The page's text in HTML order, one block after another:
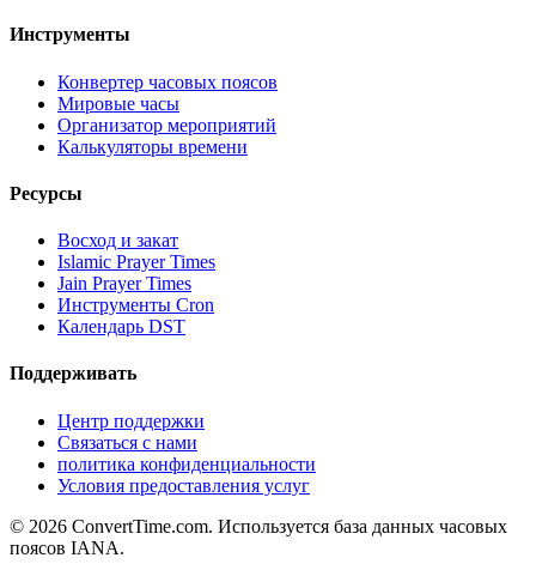
Инструменты
Конвертер часовых поясов
Мировые часы
Организатор мероприятий
Калькуляторы времени
Ресурсы
Восход и закат
Islamic Prayer Times
Jain Prayer Times
Инструменты Cron
Календарь DST
Поддерживать
Центр поддержки
Связаться с нами
политика конфиденциальности
Условия предоставления услуг
© 2026 ConvertTime.com. Используется база данных часовых
поясов IANA.